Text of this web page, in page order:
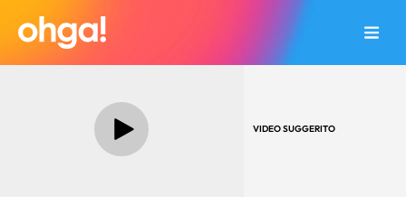
VIDEO SUGGERITO